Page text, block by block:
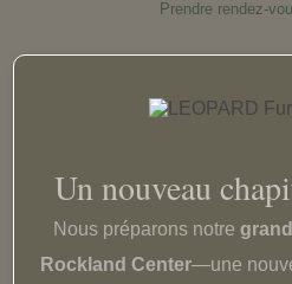
Prendre rendez-
Satisfaction
Retours et échanges
Un nouveau
Nous préparons notre
Rockland Center—une